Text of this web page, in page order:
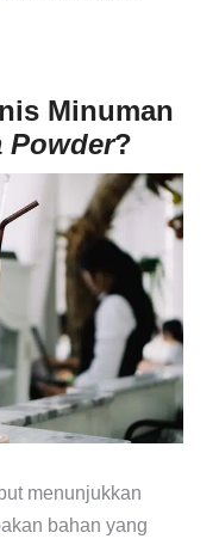
Minuman
Powder?
menunjukkan
bahan yang